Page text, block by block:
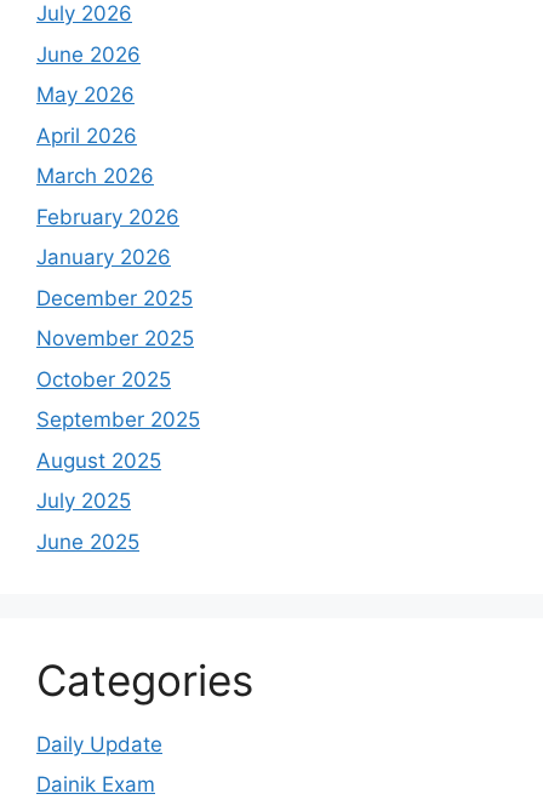
July 2026
June 2026
May 2026
April 2026
March 2026
February 2026
January 2026
December 2025
November 2025
October 2025
September 2025
August 2025
July 2025
June 2025
Categories
Daily Update
Dainik Exam